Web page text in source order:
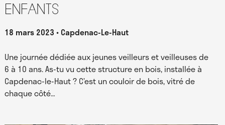
enfants
18 mars 2023 Capdenac-Le-Haut
Une journée dédiée aux jeunes veilleurs et veilleuses de
6 à 10 ans. As-tu vu cette structure en bois, installée à
Capdenac-le-Haut ? C’est un couloir de bois, vitré de
chaque côté…